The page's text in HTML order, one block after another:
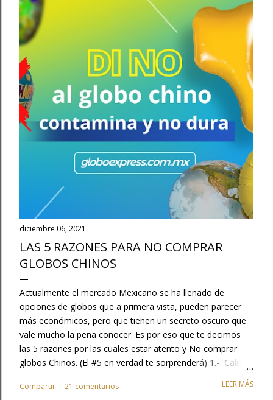
diciembre 06, 2021
LAS 5 RAZONES PARA NO COMPRAR
GLOBOS CHINOS
Actualmente el mercado Mexicano se ha llenado de
opciones de globos que a primera vista, pueden parecer
más económicos, pero que tienen un secreto oscuro que
vale mucho la pena conocer. Es por eso que te decimos
las 5 razones por las cuales estar atento y No comprar
globos Chinos. (El #5 en verdad te sorprenderá) 1.- Calidad
es excelente no dejes que se opaque con la mala calidad
Compartir 21 comentarios LEER MÁS